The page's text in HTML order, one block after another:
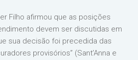
Filho afirmou que as posições
devem ser discutidas em
sua decisão foi precedida das
provisórios” (Sant’Anna e